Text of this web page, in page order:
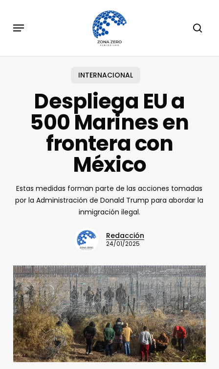
main
Menu
INTERNACIONAL
Despliega EU a
500 Marines en
frontera con
México
Estas medidas forman parte de las acciones tomadas
por la Administración de Donald Trump para abordar la
inmigración ilegal.
Redacción
24/01/2025